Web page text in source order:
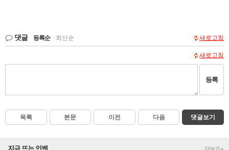
댓글 등록순 최신순 새로고침
새로고침
등록
목록 본문 이전 다음 댓글보기
지금 뜨는 인벤